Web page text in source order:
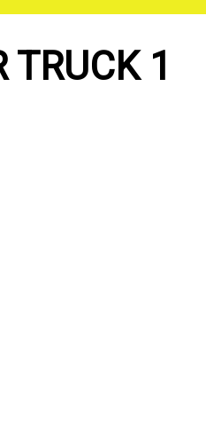
TRUCK 1